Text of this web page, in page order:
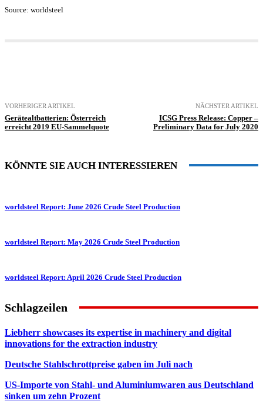
Source: worldsteel
VORHERIGER ARTIKEL
Gerätealtbatterien: Österreich
erreicht 2019 EU-Sammelquote
NÄCHSTER ARTIKEL
ICSG Press Release: Copper –
Preliminary Data for July 2020
KÖNNTE SIE AUCH INTERESSIEREN
worldsteel Report: June 2026 Crude Steel Production
worldsteel Report: May 2026 Crude Steel Production
worldsteel Report: April 2026 Crude Steel Production
Schlagzeilen
Liebherr showcases its expertise in machinery and digital
innovations for the extraction industry
Deutsche Stahlschrottpreise gaben im Juli nach
US-Importe von Stahl- und Aluminiumwaren aus Deutschland
sinken um zehn Prozent